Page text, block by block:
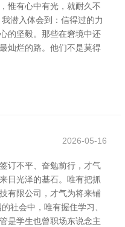
惟有心中有光，就耐久不
潜入体会到：信得过的力
的坚毅。那些在窘境中还
灿烂的路。他们不是莫得
2026-05-16
订不平、奋勉前行，才气
日光泽的基石。唯有把抓
有限公司，才气为将来铺
社会中，唯有握住学习、
是学生也曾职场东说念主